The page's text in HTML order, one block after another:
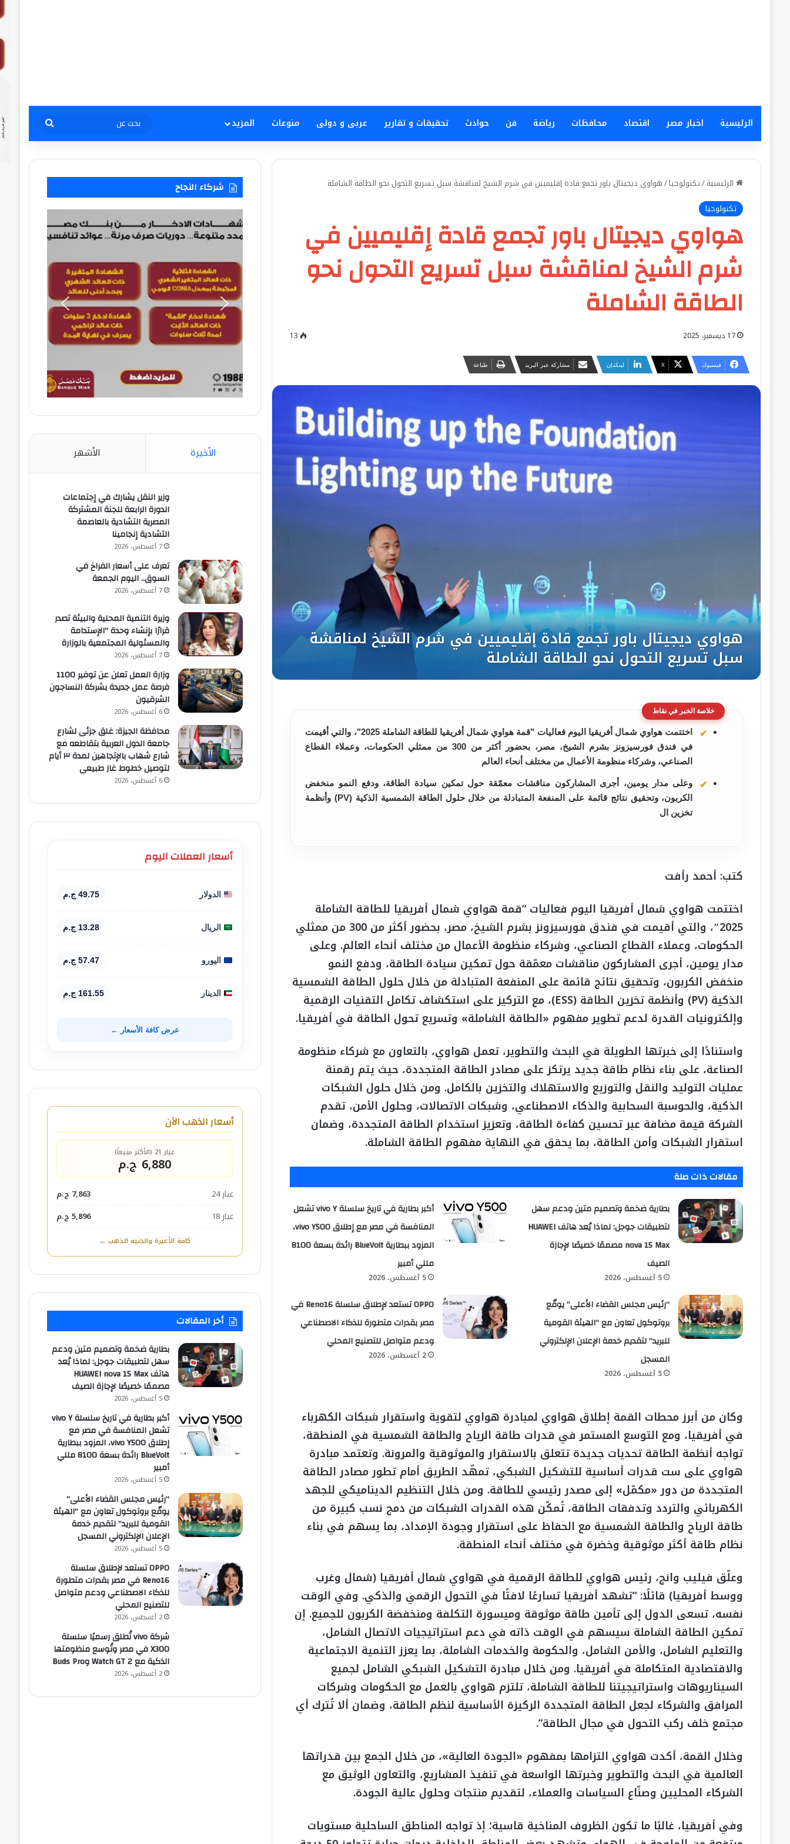
الرئيسية اخبار مصر اقتصاد محافظات رياضة فن حوادث تحقيقات و تقارير عربى و دولى منوعات المزيد
بحث
عن
الرئيسية/تكنولوجيا/هواوي ديجيتال باور تجمع قادة إقليميين في شرم الشيخ لمناقشة سبل تسريع التحول نحو الطاقة الشاملة
تكنولوجيا
هواوي ديجيتال باور تجمع قادة إقليميين في
شرم الشيخ لمناقشة سبل تسريع التحول نحو
الطاقة الشاملة
17 ديسمبر، 2025 13
فيسبوك ‫X لينكدإن مشاركة عبر البريد طباعة
خلاصة الخبر في نقاط
اختتمت هواوي شمال أفريقيا اليوم فعاليات "قمة هواوي شمال أفريقيا للطاقة الشاملة 2025"، والتي أقيمت
في فندق فورسيزونز بشرم الشيخ، مصر، بحضور أكثر من 300 من ممثلي الحكومات، وعملاء القطاع
الصناعي، وشركاء منظومة الأعمال من مختلف أنحاء العالم
وعلى مدار يومين، أجرى المشاركون مناقشات معمّقة حول تمكين سيادة الطاقة، ودفع النمو منخفض
الكربون، وتحقيق نتائج قائمة على المنفعة المتبادلة من خلال حلول الطاقة الشمسية الذكية (PV) وأنظمة
تخزين ال
كتب: أحمد رأفت
اختتمت هواوي شمال أفريقيا اليوم فعاليات “قمة هواوي شمال أفريقيا للطاقة الشاملة
2025″، والتي أقيمت في فندق فورسيزونز بشرم الشيخ، مصر، بحضور أكثر من 300 من ممثلي
الحكومات، وعملاء القطاع الصناعي، وشركاء منظومة الأعمال من مختلف أنحاء العالم. وعلى
مدار يومين، أجرى المشاركون مناقشات معمّقة حول تمكين سيادة الطاقة، ودفع النمو
منخفض الكربون، وتحقيق نتائج قائمة على المنفعة المتبادلة من خلال حلول الطاقة الشمسية
الذكية (PV) وأنظمة تخزين الطاقة (ESS)، مع التركيز على استكشاف تكامل التقنيات الرقمية
وإلكترونيات القدرة لدعم تطوير مفهوم «الطاقة الشاملة» وتسريع تحول الطاقة في أفريقيا.
واستنادًا إلى خبرتها الطويلة في البحث والتطوير، تعمل هواوي، بالتعاون مع شركاء منظومة
الصناعة، على بناء نظام طاقة جديد يرتكز على مصادر الطاقة المتجددة، حيث يتم رقمنة
عمليات التوليد والنقل والتوزيع والاستهلاك والتخزين بالكامل. ومن خلال حلول الشبكات
الذكية، والحوسبة السحابية والذكاء الاصطناعي، وشبكات الاتصالات، وحلول الأمن، تقدم
الشركة قيمة مضافة عبر تحسين كفاءة الطاقة، وتعزيز استخدام الطاقة المتجددة، وضمان
استقرار الشبكات وأمن الطاقة، بما يحقق في النهاية مفهوم الطاقة الشاملة.
مقالات ذات صلة
بطارية ضخمة وتصميم متين ودعم سهل
لتطبيقات جوجل: لماذا يُعد هاتف HUAWEI
nova 15 Max مصممًا خصيصًا لإجازة
الصيف
5 أغسطس، 2026
أكبر بطارية في تاريخ سلسلة vivo Y تشعل
المنافسة في مصر مع إطلاق vivo Y500،
المزود ببطارية BlueVolt رائدة بسعة 8100
مللي أمبير
5 أغسطس، 2026
“رئيس مجلس القضاء الأعلى” يوقّع
بروتوكول تعاون مع “الهيئة القومية
للبريد” لتقديم خدمة الإعلان الإلكتروني
المسجل
5 أغسطس، 2026
OPPO تستعد لإطلاق سلسلة Reno16 في
مصر بقدرات متطورة للذكاء الاصطناعي
ودعم متواصل للتصنيع المحلي
2 أغسطس، 2026
وكان من أبرز محطات القمة إطلاق هواوي لمبادرة هواوي لتقوية واستقرار شبكات الكهرباء
في أفريقيا، ومع التوسع المستمر في قدرات طاقة الرياح والطاقة الشمسية في المنطقة،
تواجه أنظمة الطاقة تحديات جديدة تتعلق بالاستقرار والموثوقية والمرونة. وتعتمد مبادرة
هواوي على ست قدرات أساسية للتشكيل الشبكي، تمهّد الطريق أمام تطور مصادر الطاقة
المتجددة من دور «مكمّل» إلى مصدر رئيسي للطاقة. ومن خلال التنظيم الديناميكي للجهد
الكهربائي والتردد وتدفقات الطاقة، تُمكّن هذه القدرات الشبكات من دمج نسب كبيرة من
طاقة الرياح والطاقة الشمسية مع الحفاظ على استقرار وجودة الإمداد، بما يسهم في بناء
نظام طاقة أكثر موثوقية وخضرة في مختلف أنحاء المنطقة.
وعلّق فيليب وانج، رئيس هواوي للطاقة الرقمية في هواوي شمال أفريقيا (شمال وغرب
ووسط أفريقيا) قائلًا: “تشهد أفريقيا تسارعًا لافتًا في التحول الرقمي والذكي. وفي الوقت
نفسه، تسعى الدول إلى تأمين طاقة موثوقة وميسورة التكلفة ومنخفضة الكربون للجميع. إن
تمكين الطاقة الشاملة سيسهم في الوقت ذاته في دعم استراتيجيات الاتصال الشامل،
والتعليم الشامل، والأمن الشامل، والحكومة والخدمات الشاملة، بما يعزز التنمية الاجتماعية
والاقتصادية المتكاملة في أفريقيا. ومن خلال مبادرة التشكيل الشبكي الشامل لجميع
السيناريوهات واستراتيجيتنا للطاقة الشاملة، تلتزم هواوي بالعمل مع الحكومات وشركات
المرافق والشركاء لجعل الطاقة المتجددة الركيزة الأساسية لنظم الطاقة، وضمان ألا تُترك أي
مجتمع خلف ركب التحول في مجال الطاقة”.
وخلال القمة، أكدت هواوي التزامها بمفهوم «الجودة العالية»، من خلال الجمع بين قدراتها
العالمية في البحث والتطوير وخبرتها الواسعة في تنفيذ المشاريع، والتعاون الوثيق مع
الشركاء المحليين وصنّاع السياسات والعملاء، لتقديم منتجات وحلول عالية الجودة.
وفي أفريقيا، غالبًا ما تكون الظروف المناخية قاسية؛ إذ تواجه المناطق الساحلية مستويات
شركاء النجاح
الأخيرة الأشهر
وزير النقل يشارك في إجتماعات
الدورة الرابعة للجنة المشتركة
المصرية التشادية بالعاصمة
التشادية إنجامينا
7 أغسطس، 2026
تعرف على أسعار الفراخ في
السوق.. اليوم الجمعة
7 أغسطس، 2026
وزيرة التنمية المحلية والبيئة تصدر
قرارًا بإنشاء وحدة “الإستدامة
والمسئولية المجتمعية بالوزارة
7 أغسطس، 2026
وزارة العمل تعلن عن توفير 1100
فرصة عمل جديدة بشركة النساجون
الشرقيون
6 أغسطس، 2026
محافظة الجيزة: غلق جزئى لشارع
جامعة الدول العربية بتقاطعه مع
شارع شهاب بالإتجاهين لمدة ٣ أيام
لتوصيل خطوط غاز طبيعى
6 أغسطس، 2026
أسعار العملات اليوم
الدولار 49.75 ج.م
الريال 13.28 ج.م
اليورو 57.47 ج.م
الدينار 161.55 ج.م
عرض كافة الأسعار ←
أسعار الذهب الآن
عيار 21 (الأكثر مبيعاً)
6,880 ج.م
عيار 24
7,863 ج.م
عيار 18
5,896 ج.م
كافة الأعيرة والجنيه الذهب ←
أخر المقالات
بطارية ضخمة وتصميم متين ودعم
سهل لتطبيقات جوجل: لماذا يُعد
هاتف HUAWEI nova 15 Max
مصممًا خصيصًا لإجازة الصيف
5 أغسطس، 2026
أكبر بطارية في تاريخ سلسلة vivo Y
تشعل المنافسة في مصر مع
إطلاق vivo Y500، المزود ببطارية
BlueVolt رائدة بسعة 8100 مللي
أمبير
5 أغسطس، 2026
“رئيس مجلس القضاء الأعلى”
يوقّع بروتوكول تعاون مع “الهيئة
القومية للبريد” لتقديم خدمة
الإعلان الإلكتروني المسجل
5 أغسطس، 2026
OPPO تستعد لإطلاق سلسلة
Reno16 في مصر بقدرات متطورة
للذكاء الاصطناعي ودعم متواصل
للتصنيع المحلي
2 أغسطس، 2026
شركة vivo تُطلق رسميًا سلسلة
X300 في مصر وتُوسع منظومتها
الذكية مع Watch GT 2 وBuds Pro
2 أغسطس، 2026